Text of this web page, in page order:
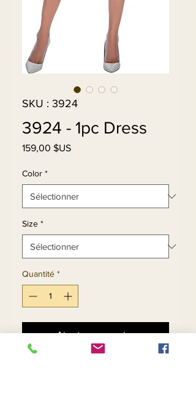
SKU : 3924
3924 - 1pc Dress
159,00 $USPrix
Color *
Size *
Quantité *
Ajouter au panier